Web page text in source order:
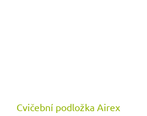
Cvičební podložka Airex